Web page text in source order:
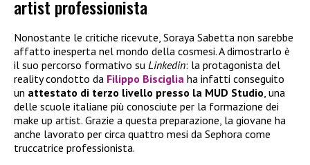
artist professionista
Nonostante le critiche ricevute, Soraya Sabetta non sarebbe
affatto inesperta nel mondo della cosmesi. A dimostrarlo è
il suo percorso formativo su Linkedin: la protagonista del
reality condotto da Filippo Bisciglia ha infatti conseguito
un attestato di terzo livello presso la MUD Studio, una
delle scuole italiane più conosciute per la formazione dei
make up artist. Grazie a questa preparazione, la giovane ha
anche lavorato per circa quattro mesi da Sephora come
truccatrice professionista.